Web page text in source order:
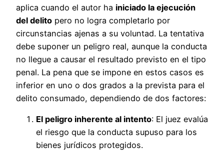
aplica cuando el autor ha iniciado la ejecución
del delito pero no logra completarlo por
circunstancias ajenas a su voluntad. La tentativa
debe suponer un peligro real, aunque la conducta
no llegue a causar el resultado previsto en el tipo
penal. La pena que se impone en estos casos es
inferior en uno o dos grados a la prevista para el
delito consumado, dependiendo de dos factores:
El peligro inherente al intento: El juez evalúa
el riesgo que la conducta supuso para los
bienes jurídicos protegidos.